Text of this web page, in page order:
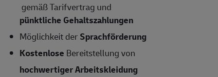
gemäß Tarifvertrag und
pünktliche Gehaltszahlungen
Möglichkeit derSprachförderung
Kostenlose Bereitstellung von
hochwertiger Arbeitskleidung